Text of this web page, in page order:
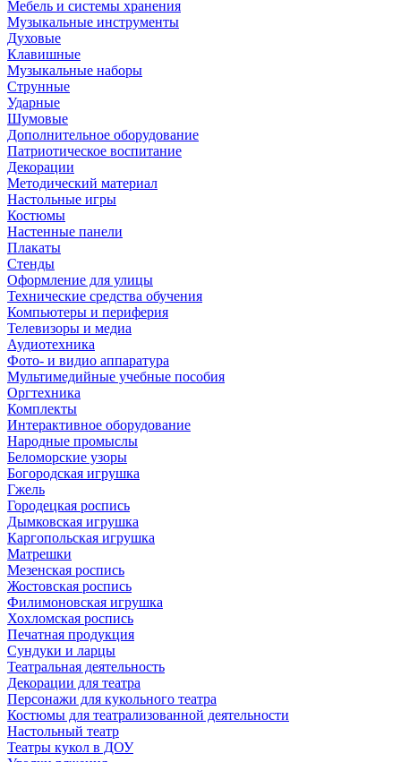
Мебель и системы хранения
Музыкальные инструменты
Духовые
Клавишные
Музыкальные наборы
Струнные
Ударные
Шумовые
Дополнительное оборудование
Патриотическое воспитание
Декорации
Методический материал
Настольные игры
Костюмы
Настенные панели
Плакаты
Стенды
Оформление для улицы
Технические средства обучения
Компьютеры и периферия
Телевизоры и медиа
Аудиотехника
Фото- и видио аппаратура
Мультимедийные учебные пособия
Оргтехника
Комплекты
Интерактивное оборудование
Народные промыслы
Беломорские узоры
Богородская игрушка
Гжель
Городецкая роспись
Дымковская игрушка
Каргопольская игрушка
Матрешки
Мезенская роспись
Жостовская роспись
Филимоновская игрушка
Хохломская роспись
Печатная продукция
Сундуки и ларцы
Театральная деятельность
Декорации для театра
Персонажи для кукольного театра
Костюмы для театрализованной деятельности
Настольный театр
Театры кукол в ДОУ